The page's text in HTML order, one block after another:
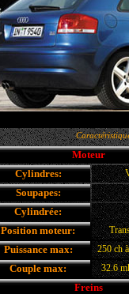
Moteur
Cylindres:
Soupapes:
Cylindrée:
Position moteur:
Puissance max: 250 ch
Couple max: 32.6
Freins